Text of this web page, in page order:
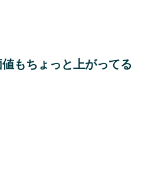
もちょっと上がってる